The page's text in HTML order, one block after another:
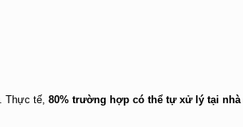
. Thực tế, 80% trường hợp có thể tự xử lý tại nhà